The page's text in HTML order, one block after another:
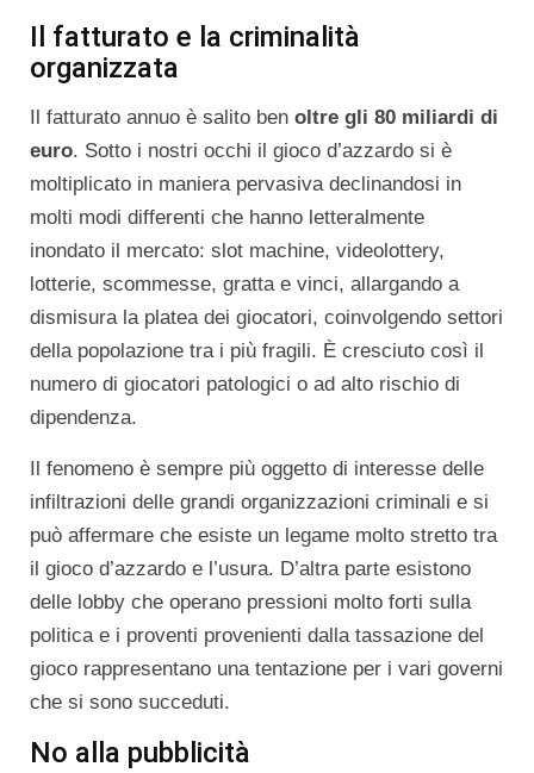
Il fatturato e la criminalità
organizzata
Il fatturato annuo è salito ben oltre gli 80 miliardi di
euro. Sotto i nostri occhi il gioco d’azzardo si è
moltiplicato in maniera pervasiva declinandosi in
molti modi differenti che hanno letteralmente
inondato il mercato: slot machine, videolottery,
lotterie, scommesse, gratta e vinci, allargando a
dismisura la platea dei giocatori, coinvolgendo settori
della popolazione tra i più fragili. È cresciuto così il
numero di giocatori patologici o ad alto rischio di
dipendenza.
Il fenomeno è sempre più oggetto di interesse delle
infiltrazioni delle grandi organizzazioni criminali e si
può affermare che esiste un legame molto stretto tra
il gioco d’azzardo e l’usura. D’altra parte esistono
delle lobby che operano pressioni molto forti sulla
politica e i proventi provenienti dalla tassazione del
gioco rappresentano una tentazione per i vari governi
che si sono succeduti.
No alla pubblicità